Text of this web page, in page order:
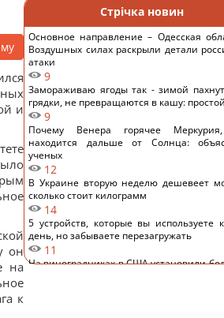
и
он
на
к
Стрічка новин
Основное направление – Одесская
Воздушных силах раскрыли детали
атаки
9
Замораживаю ягоды так - зимой
грядки, не превращаются в кашу:
9
Почему Венера горячее
находится дальше от Солнца:
ученых
12
В Украине вторую неделю дешевеет
сколько стоит килограмм
14
5 устройств, которые вы используете
день, но забываете перезагружать
11
На виноградниках в США установили